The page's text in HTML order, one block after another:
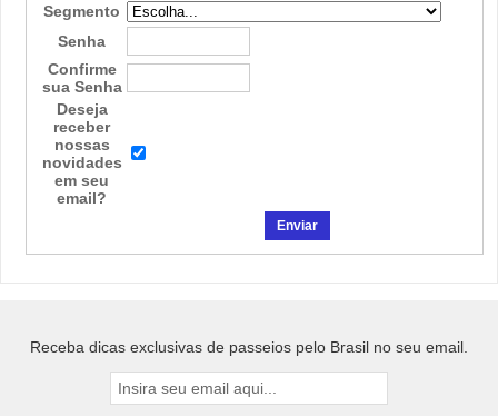
Segmento
Senha
Confirme
sua Senha
Deseja
receber
nossas
novidades
em seu
email?
Receba dicas exclusivas de passeios pelo Brasil no seu email.